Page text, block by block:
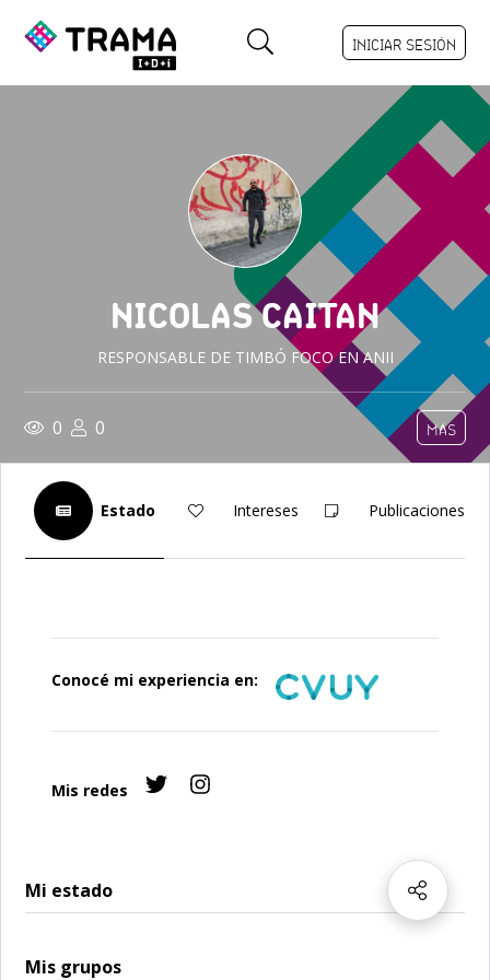
INICIAR SESIÓN
NICOLAS CAITAN
RESPONSABLE DE TIMBÓ FOCO EN ANII
0 0 MÁS
Estado Intereses Publicaciones
Conocé mi experiencia en:
Mis redes
Mi estado
Mis grupos